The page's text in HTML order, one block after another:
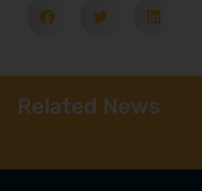
Related News